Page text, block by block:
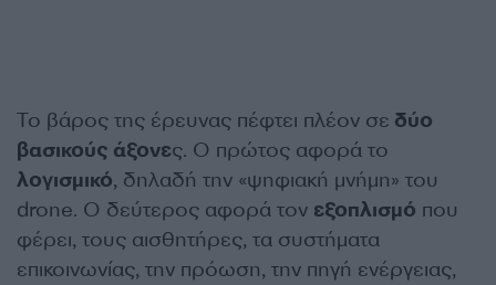
Το βάρος της έρευνας πέφτει πλέον σε δύο
βασικούς άξονες. Ο πρώτος αφορά το
λογισμικό, δηλαδή την «ψηφιακή μνήμη» του
drone. Ο δεύτερος αφορά τον εξοπλισμό που
φέρει, τους αισθητήρες, τα συστήματα
επικοινωνίας, την πρόωση, την πηγή ενέργειας,